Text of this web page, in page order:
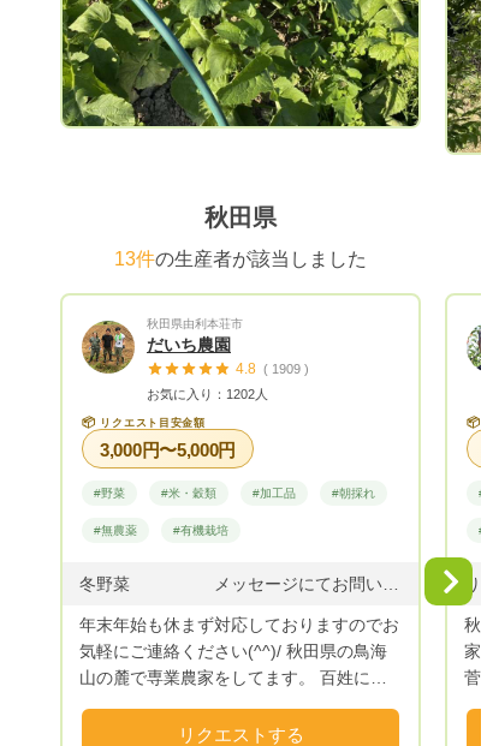
で
秋田県
13件の生産者が該当しました
秋田県由利本荘市
だいち農園
4.8 ( 1909 )
お気に入り：1202人
📦 リクエスト目安金額
3,000円〜5,000円
#野菜 #米・穀類 #加工品 #朝採れ
#無農薬 #有機栽培
年末年始も休まず対応しておりますのでお
気軽にご連絡ください(^^)/ 秋田県の鳥海
山の麓で専業農家をしてます。 百姓にな
米、野菜をたくさんの方々にお届けしたく
リクエストする
📦
Next